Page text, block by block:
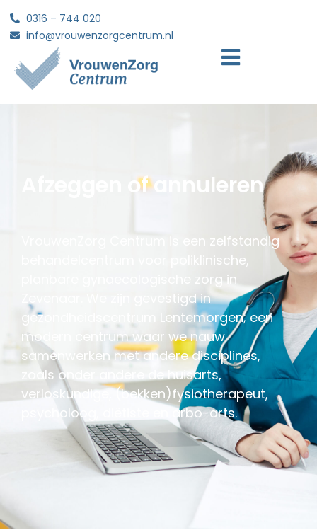
0316 – 744 020
info@vrouwenzorgcentrum.nl
Afzeggen of annuleren
VrouwenZorg Centrum is een zelfstandig
behandelcentrum voor poliklinische,
planbare gynaecologische zorg in
Zevenaar. We zijn gevestigd in
gezondheidscentrum Lentemorgen; een
modern centrum waar we nauw
samenwerken met andere disciplines,
zoals onder andere de huisarts,
verloskundige, (bekken)fysiotherapeut,
psycholoog, diëtiste en arbo-arts.